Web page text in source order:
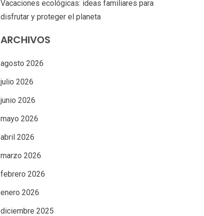
Vacaciones ecológicas: ideas familiares para
disfrutar y proteger el planeta
ARCHIVOS
agosto 2026
julio 2026
junio 2026
mayo 2026
abril 2026
marzo 2026
febrero 2026
enero 2026
diciembre 2025